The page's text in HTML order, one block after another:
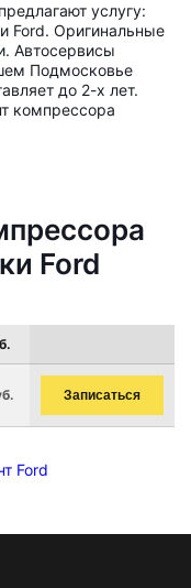
услугу:
Ford. Оригинальные
Автосервисы
Подмосковье
до 2-х лет.
компрессора
Ford
Записаться
Ford